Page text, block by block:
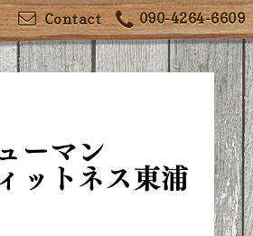
090-4264-6609
Contact